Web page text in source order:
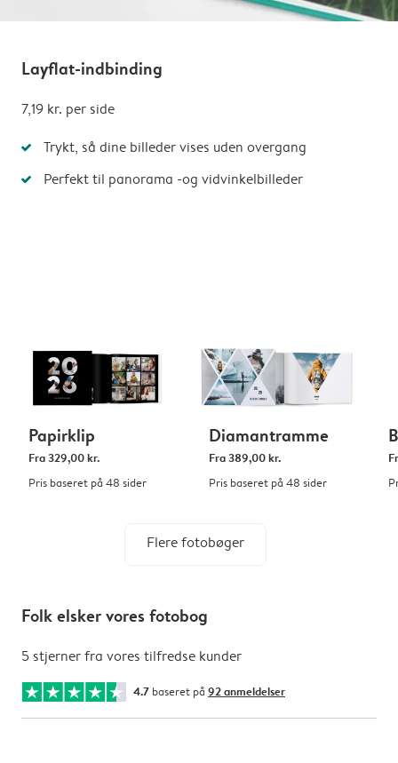
Layflat-indbinding
7,19 kr. per side
Trykt, så dine billeder vises uden overgang
Perfekt til panorama -og vidvinkelbilleder
Papirklip
Fra329,00 kr.
Pris baseret på 48 sider
Diamantramme
Fra389,00 kr.
Pris baseret på 48 sider
Flere fotobøger
Folk elsker vores fotobog
5 stjerner fra vores tilfredse kunder
4.7 baseret på 92 anmeldelser